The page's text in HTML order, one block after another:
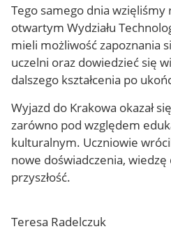
Tego samego dnia wzięliśmy
otwartym Wydziału
mieli możliwość zapoznania
uczelni oraz dowiedzieć się
dalszego kształcenia po
Wyjazd do Krakowa okazał
zarówno pod względem
kulturalnym. Uczniowie
nowe doświadczenia,
przyszłość.
Teresa Radelczuk